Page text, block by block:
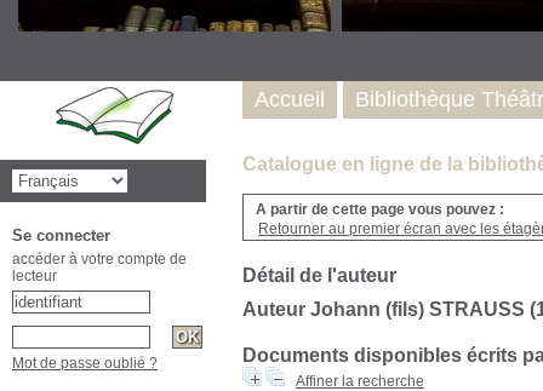
Catalogue en ligne de la
A partir de cette page vous pouvez :
Retourner au premier écran avec les
Détail de l'auteur
Auteur Johann (fils) STRAUSS
Documents disponibles écrits
Affiner la recherche
Accueil Bibliothèque
Se connecter
accéder à votre compte de
lecteur
Mot de passe oublié ?